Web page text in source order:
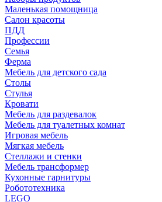
Маленькая помощница
Салон красоты
ПДД
Профессии
Семья
Ферма
Мебель для детского сада
Столы
Cтулья
Кровати
Мебель для раздевалок
Мебель для туалетных комнат
Игровая мебель
Мягкая мебель
Стеллажи и стенки
Мебель трансформер
Кухонные гарнитуры
Робототехника
LEGO